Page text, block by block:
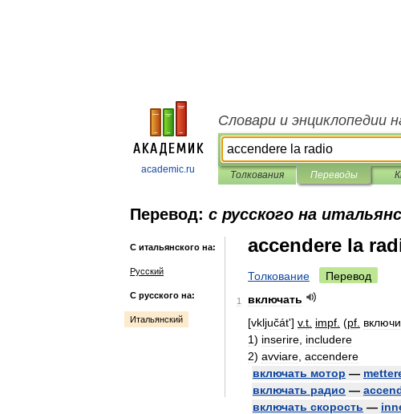
academic.ru
Словари и энциклопедии
Толкования Переводы
Перевод: с русского на
С итальянского на:
Русский
С русского на:
Итальянский
accendere la
Толкование Перевод
1
включать
[vključát'] v.t impf (pf
1) inserire includere
2) avviare accendere
включать мотор —
включать радио —
включать скорость —